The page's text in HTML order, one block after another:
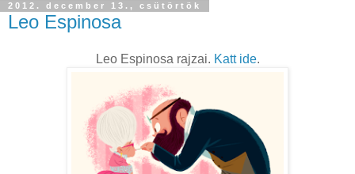
2012. december 13., csütörtök
Leo Espinosa
Leo Espinosa rajzai. Katt ide.